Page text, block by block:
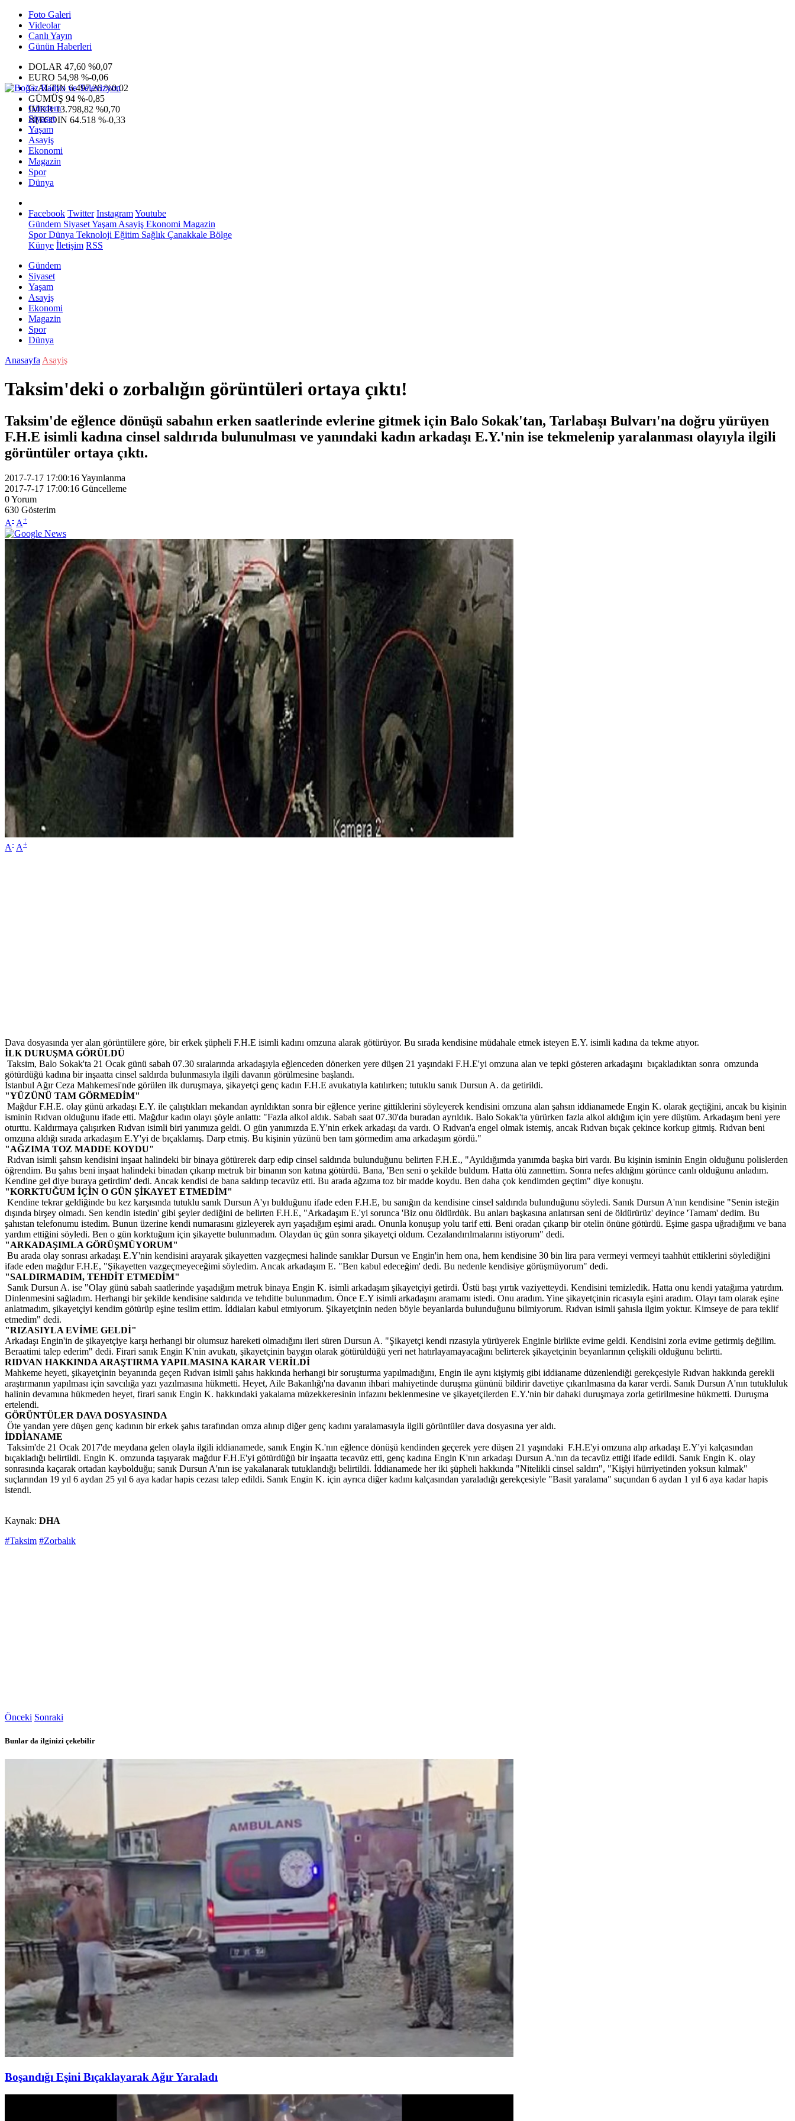
Foto Galeri
Videolar
Canlı Yayın
Günün Haberleri
DOLAR 47,60 %0,07
EURO 54,98 %-0,06
G.ALTIN6.497,26 %0,02
GÜMÜŞ 94 %-0,85
IMKB13.798,82 %0,70
BITCOIN 64.518 %-0,33
Gündem
Siyaset
Yaşam
Asayiş
Ekonomi
Magazin
Spor
Dünya
Facebook Twitter InstagramYoutube
Gündem SiyasetYaşam Asayiş Ekonomi Magazin
SporDünya Teknoloji Eğitim Sağlık Çanakkale Bölge
Künye İletişim RSS
Gündem
Siyaset
Yaşam
Asayiş
Ekonomi
Magazin
Spor
Dünya
Anasayfa Asayiş
Taksim'deki o zorbalığın görüntüleri ortaya çıktı!
Taksim'de eğlence dönüşü sabahın erken saatlerinde evlerine gitmek için Balo Sokak'tan, Tarlabaşı Bulvarı'na doğru yürüyen
F.H.E isimli kadına cinsel saldırıda bulunulması ve yanındaki kadın arkadaşı E.Y.'nin ise tekmelenip yaralanması olayıyla ilgili
görüntüler ortaya çıktı.
2017-7-17 17:00:16Yayınlanma
2017-7-17 17:00:16 Güncelleme
0Yorum
630 Gösterim
A- A+
A- A+
Dava dosyasında yer alan görüntülere göre, bir erkek şüpheli F.H.E isimli kadını omzuna alarak götürüyor. Bu sırada kendisine müdahale etmek isteyen E.Y. isimli kadına da tekme atıyor.
İLK DURUŞMA GÖRÜLDÜ
Taksim, Balo Sokak'ta 21 Ocak günü sabah 07.30 sıralarında arkadaşıyla eğlenceden dönerken yere düşen 21 yaşındaki F.H.E'yi omzuna alan ve tepki gösteren arkadaşını bıçakladıktan sonra omzunda
götürdüğü kadına bir inşaatta cinsel saldırda bulunmasıyla ilgili davanın görülmesine başlandı.
İstanbul Ağır Ceza Mahkemesi'nde görülen ilk duruşmaya, şikayetçi genç kadın F.H.E avukatıyla katılırken; tutuklu sanık Dursun A. da getirildi.
"YÜZÜNÜ TAM GÖRMEDİM"
Mağdur F.H.E. olay günü arkadaşı E.Y. ile çalıştıkları mekandan ayrıldıktan sonra bir eğlence yerine gittiklerini söyleyerek kendisini omzuna alan şahsın iddianamede Engin K. olarak geçtiğini, ancak bu kişinin
isminin Rıdvan olduğunu ifade etti. Mağdur kadın olayı şöyle anlattı: "Fazla alkol aldık. Sabah saat 07.30'da buradan ayrıldık. Balo Sokak'ta yürürken fazla alkol aldığım için yere düştüm. Arkadaşım beni yere
oturttu. Kaldırmaya çalışırken Rıdvan isimli biri yanımıza geldi. O gün yanımızda E.Y'nin erkek arkadaşı da vardı. O Rıdvan'a engel olmak istemiş, ancak Rıdvan bıçak çekince korkup gitmiş. Rıdvan beni
omzuna aldığı sırada arkadaşım E.Y'yi de bıçaklamış. Darp etmiş. Bu kişinin yüzünü ben tam görmedim ama arkadaşım gördü."
"AĞZIMA TOZ MADDE KOYDU"
Rıdvan isimli şahsın kendisini inşaat halindeki bir binaya götürerek darp edip cinsel saldırıda bulunduğunu belirten F.H.E., "Ayıldığımda yanımda başka biri vardı. Bu kişinin isminin Engin olduğunu polislerden
öğrendim. Bu şahıs beni inşaat halindeki binadan çıkarıp metruk bir binanın son katına götürdü. Bana, 'Ben seni o şekilde buldum. Hatta ölü zannettim. Sonra nefes aldığını görünce canlı olduğunu anladım.
Kendine gel diye buraya getirdim' dedi. Ancak kendisi de bana saldırıp tecavüz etti. Bu arada ağzıma toz bir madde koydu. Ben daha çok kendimden geçtim" diye konuştu.
"KORKTUĞUM İÇİN O GÜN ŞİKAYET ETMEDİM"
Kendine tekrar geldiğinde bu kez karşısında tutuklu sanık Dursun A'yı bulduğunu ifade eden F.H.E, bu sanığın da kendisine cinsel saldırıda bulunduğunu söyledi. Sanık Dursun A'nın kendisine "Senin isteğin
dışında birşey olmadı. Sen kendin istedin' gibi şeyler dediğini de belirten F.H.E, "Arkadaşım E.'yi sorunca 'Biz onu öldürdük. Bu anları başkasına anlatırsan seni de öldürürüz' deyince 'Tamam' dedim. Bu
şahıstan telefonumu istedim. Bunun üzerine kendi numarasını gizleyerek ayrı yaşadığım eşimi aradı. Onunla konuşup yolu tarif etti. Beni oradan çıkarıp bir otelin önüne götürdü. Eşime gaspa uğradığımı ve bana
yardım ettiğini söyledi. Ben o gün korktuğum için şikayette bulunmadım. Olaydan üç gün sonra şikayetçi oldum. Cezalandırılmalarını istiyorum" dedi.
"ARKADAŞIMLA GÖRÜŞMÜYORUM"
Bu arada olay sonrası arkadaşı E.Y'nin kendisini arayarak şikayetten vazgeçmesi halinde sanıklar Dursun ve Engin'in hem ona, hem kendisine 30 bin lira para vermeyi vermeyi taahhüt ettiklerini söylediğini
ifade eden mağdur F.H.E, "Şikayetten vazgeçmeyeceğimi söyledim. Ancak arkadaşım E. "Ben kabul edeceğim' dedi. Bu nedenle kendisiye görüşmüyorum" dedi.
"SALDIRMADIM, TEHDİT ETMEDİM"
Sanık Dursun A. ise "Olay günü sabah saatlerinde yaşadığım metruk binaya Engin K. isimli arkadaşım şikayetçiyi getirdi. Üstü başı yırtık vaziyetteydi. Kendisini temizledik. Hatta onu kendi yatağıma yatırdım.
Dinlenmesini sağladım. Herhangi bir şekilde kendisine saldırıda ve tehditte bulunmadım. Önce E.Y isimli arkadaşını aramamı istedi. Onu aradım. Yine şikayetçinin ricasıyla eşini aradım. Olayı tam olarak eşine
anlatmadım, şikayetçiyi kendim götürüp eşine teslim ettim. İddiaları kabul etmiyorum. Şikayetçinin neden böyle beyanlarda bulunduğunu bilmiyorum. Rıdvan isimli şahısla ilgim yoktur. Kimseye de para teklif
etmedim" dedi.
"RIZASIYLA EVİME GELDİ"
Arkadaşı Engin'in de şikayetçiye karşı herhangi bir olumsuz hareketi olmadığını ileri süren Dursun A. "Şikayetçi kendi rızasıyla yürüyerek Enginle birlikte evime geldi. Kendisini zorla evime getirmiş değilim.
Beraatimi talep ederim" dedi. Firari sanık Engin K'nin avukatı, şikayetçinin baygın olarak götürüldüğü yeri net hatırlayamayacağını belirterek şikayetçinin beyanlarının çelişkili olduğunu belirtti.
RIDVAN HAKKINDA ARAŞTIRMA YAPILMASINA KARAR VERİLDİ
Mahkeme heyeti, şikayetçinin beyanında geçen Rıdvan isimli şahıs hakkında herhangi bir soruşturma yapılmadığını, Engin ile aynı kişiymiş gibi iddianame düzenlendiği gerekçesiyle Rıdvan hakkında gerekli
araştırmanın yapılması için savcılığa yazı yazılmasına hükmetti. Heyet, Aile Bakanlığı'na davanın ihbari mahiyetinde duruşma gününü bildirir davetiye çıkarılmasına da karar verdi. Sanık Dursun A'nın tutukluluk
halinin devamına hükmeden heyet, firari sanık Engin K. hakkındaki yakalama müzekkeresinin infazını beklenmesine ve şikayetçilerden E.Y.'nin bir dahaki duruşmaya zorla getirilmesine hükmetti. Duruşma
ertelendi.
GÖRÜNTÜLER DAVA DOSYASINDA
Öte yandan yere düşen genç kadının bir erkek şahıs tarafından omza alınıp diğer genç kadını yaralamasıyla ilgili görüntüler dava dosyasına yer aldı.
İDDİANAME
Taksim'de 21 Ocak 2017'de meydana gelen olayla ilgili iddianamede, sanık Engin K.'nın eğlence dönüşü kendinden geçerek yere düşen 21 yaşındaki F.H.E'yi omzuna alıp arkadaşı E.Y'yi kalçasından
bıçakladığı belirtildi. Engin K. omzunda taşıyarak mağdur F.H.E'yi götürdüğü bir inşaatta tecavüz etti, genç kadına Engin K'nın arkadaşı Dursun A.'nın da tecavüz ettiği ifade edildi. Sanık Engin K. olay
sonrasında kaçarak ortadan kaybolduğu; sanık Dursun A'nın ise yakalanarak tutuklandığı belirtildi. İddianamede her iki şüpheli hakkında "Nitelikli cinsel saldırı", "Kişiyi hürriyetinden yoksun kılmak"
suçlarından 19 yıl 6 aydan 25 yıl 6 aya kadar hapis cezası talep edildi. Sanık Engin K. için ayrıca diğer kadını kalçasından yaraladığı gerekçesiyle "Basit yaralama" suçundan 6 aydan 1 yıl 6 aya kadar hapis
istendi.
Kaynak: DHA
#Taksim #Zorbalık
Önceki Sonraki
Bunlar da ilginizi çekebilir
Boşandığı Eşini Bıçaklayarak Ağır Yaraladı